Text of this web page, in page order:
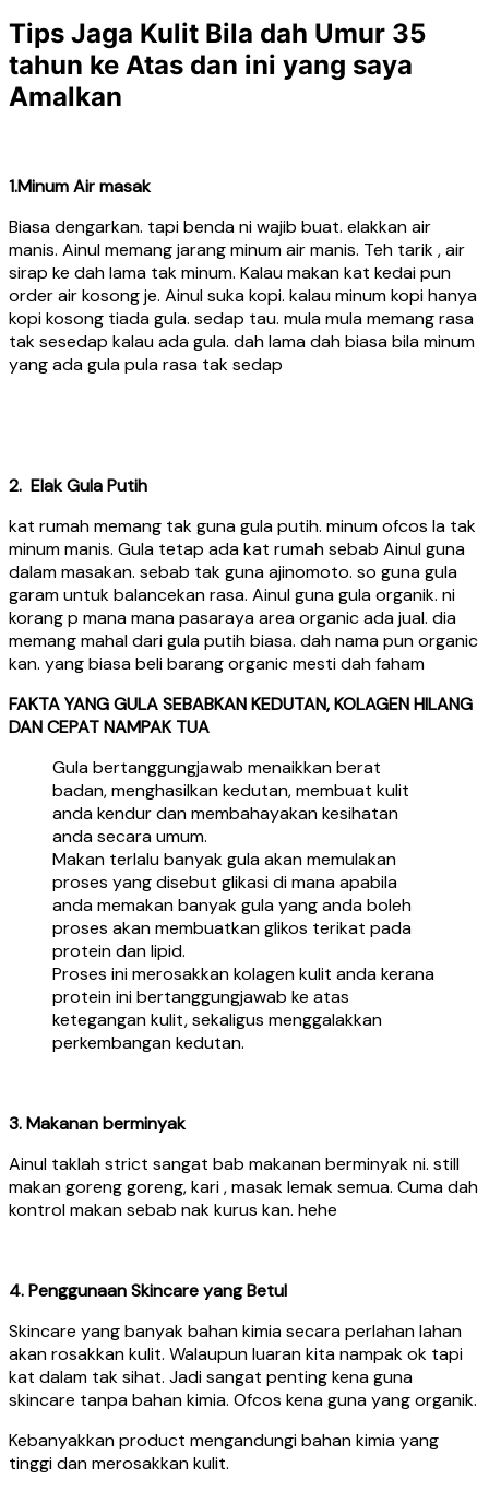
Tips Jaga Kulit Bila dah Umur 35
tahun ke Atas dan ini yang saya
Amalkan
1.Minum Air masak
Biasa dengarkan. tapi benda ni wajib buat. elakkan air
manis. Ainul memang jarang minum air manis. Teh tarik , air
sirap ke dah lama tak minum. Kalau makan kat kedai pun
order air kosong je. Ainul suka kopi. kalau minum kopi hanya
kopi kosong tiada gula. sedap tau. mula mula memang rasa
tak sesedap kalau ada gula. dah lama dah biasa bila minum
yang ada gula pula rasa tak sedap
2. Elak Gula Putih
kat rumah memang tak guna gula putih. minum ofcos la tak
minum manis. Gula tetap ada kat rumah sebab Ainul guna
dalam masakan. sebab tak guna ajinomoto. so guna gula
garam untuk balancekan rasa. Ainul guna gula organik. ni
korang p mana mana pasaraya area organic ada jual. dia
memang mahal dari gula putih biasa. dah nama pun organic
kan. yang biasa beli barang organic mesti dah faham
FAKTA YANG GULA SEBABKAN KEDUTAN, KOLAGEN HILANG
DAN CEPAT NAMPAK TUA
Gula bertanggungjawab menaikkan berat
badan, menghasilkan kedutan, membuat kulit
anda kendur dan membahayakan kesihatan
anda secara umum.
Makan terlalu banyak gula akan memulakan
proses yang disebut glikasi di mana apabila
anda memakan banyak gula yang anda boleh
proses akan membuatkan glikos terikat pada
protein dan lipid.
Proses ini merosakkan kolagen kulit anda kerana
protein ini bertanggungjawab ke atas
ketegangan kulit, sekaligus menggalakkan
perkembangan kedutan.
3. Makanan berminyak
Ainul taklah strict sangat bab makanan berminyak ni. still
makan goreng goreng, kari , masak lemak semua. Cuma dah
kontrol makan sebab nak kurus kan. hehe
4. Penggunaan Skincare yang Betul
Skincare yang banyak bahan kimia secara perlahan lahan
akan rosakkan kulit. Walaupun luaran kita nampak ok tapi
kat dalam tak sihat. Jadi sangat penting kena guna
skincare tanpa bahan kimia. Ofcos kena guna yang organik.
Kebanyakkan product mengandungi bahan kimia yang
tinggi dan merosakkan kulit.